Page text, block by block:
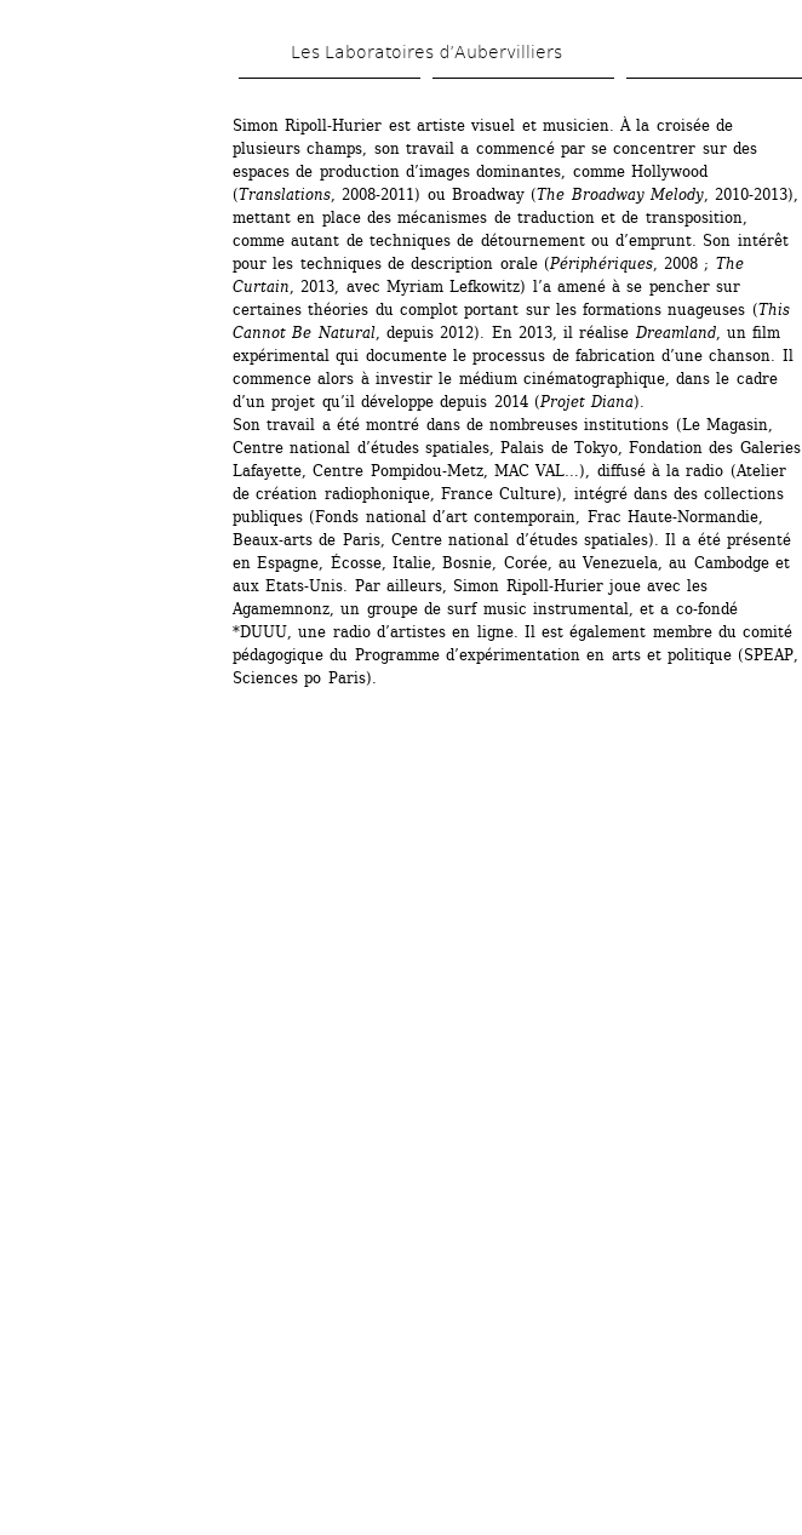
contenu
Les Laboratoires d’Aubervilliers
Simon Ripoll-Hurier est artiste visuel et musicien. À la croisée de
plusieurs champs, son travail a commencé par se concentrer sur des
espaces de production d’images dominantes, comme Hollywood
(Translations, 2008-2011) ou Broadway (The Broadway Melody, 2010-2013),
mettant en place des mécanismes de traduction et de transposition,
comme autant de techniques de détournement ou d’emprunt. Son intérêt
pour les techniques de description orale (Périphériques, 2008 ; The
Curtain, 2013, avec Myriam Lefkowitz) l’a amené à se pencher sur
certaines théories du complot portant sur les formations nuageuses (This
Cannot Be Natural, depuis 2012). En 2013, il réalise Dreamland, un film
expérimental qui documente le processus de fabrication d’une chanson. Il
commence alors à investir le médium cinématographique, dans le cadre
d’un projet qu’il développe depuis 2014 (Projet Diana).
Son travail a été montré dans de nombreuses institutions (Le Magasin,
Centre national d’études spatiales, Palais de Tokyo, Fondation des Galeries
Lafayette, Centre Pompidou-Metz, MAC VAL…), diffusé à la radio (Atelier
de création radiophonique, France Culture), intégré dans des collections
publiques (Fonds national d’art contemporain, Frac Haute-Normandie,
Beaux-arts de Paris, Centre national d’études spatiales). Il a été présenté
en Espagne, Écosse, Italie, Bosnie, Corée, au Venezuela, au Cambodge et
aux Etats-Unis. Par ailleurs, Simon Ripoll-Hurier joue avec les
Agamemnonz, un groupe de surf music instrumental, et a co-fondé
*DUUU, une radio d’artistes en ligne. Il est également membre du comité
pédagogique du Programme d’expérimentation en arts et politique (SPEAP,
Sciences po Paris).